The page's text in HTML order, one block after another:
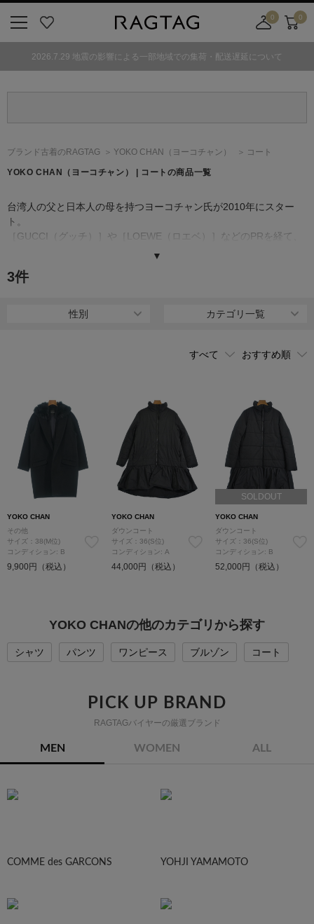
気
0
舗
カ
ト
0
2026.7.29 地震の影響による一部地域での集荷・配送遅延について
ブランド古着のRAGTAG YOKO CHAN （ヨーコチャン） コート
YOKO CHAN （ヨーコチャン） | コートの商品一覧
台湾人の父と日本人の母を持つヨーコチャン氏が2010年にスター
ト。
［GUCCI（グッチ）］や［LOEWE（ロエベ）］などのPRを経て、
インはシンプルで、カッティングやシルエットが美しく、ジュエリ
えばそれだけで完成するよう計算されている。
ズやベビーラインもあり、親子でのリンクコーデも可能となった。
▼
3件
性別 カテゴリ一覧
YOKO CHAN
その他
サイズ：38(M位)
コンディション: B
9,900円（税込）
YOKO CHAN
ダウンコート
サイズ：36(S位)
コンディション: A
44,000円（税込）
SOLDOUT
YOKO CHAN
ダウンコート
サイズ：36(S位)
コンディション: B
52,000円（税込）
YOKO CHANの他のカテゴリから探す
シャツ パンツ ワンピース ブルゾン コート
PICK UP BRAND
RAGTAGバイヤーの厳選ブランド
MEN WOMEN ALL
COMME des GARCONS YOHJI YAMAMOTO